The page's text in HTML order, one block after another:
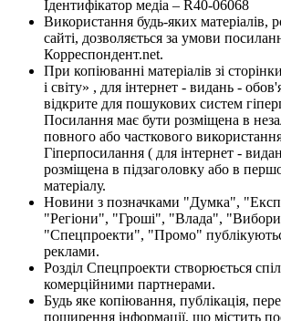
Ідентифікатор медіа – R40-06068
Використання будь-яких матеріалів,
сайті, дозволяється за умови
Корреспондент.net.
При копіюванні матеріалів зі
і світу» , для інтернет - видань -
відкрите для пошукових систем
Посилання має бути розміщена в
повного або часткового використання
Гіперпосилання ( для інтернет -
розміщена в підзаголовку або в
матеріалу.
Новини з позначками "Думка",
"Регіони", "Гроші", "Влада",
"Спецпроекти", "Промо"
реклами.
Розділ Спецпроекти створюється
комерційними партнерами.
Будь яке копіювання, публікація,
поширення інформації, що містить